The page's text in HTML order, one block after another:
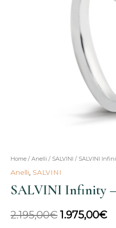
Home /Anelli / SALVINI / SALVINI
Anelli SALVINI
SALVINI Infinity –
2.195,00€
Il
prezzo
originale
era:
1.975,00€
Il
è:
SALVINI
Infinity
-
mod.
20054556
quantità